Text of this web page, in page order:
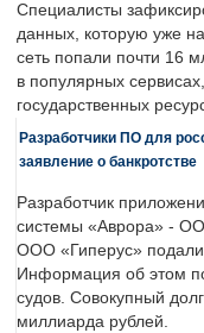
Специалисты
данных, которую уже
сеть попали почти 16
в популярных
государственных
Разработчики ПО для
заявление о банкротстве
Разработчик
системы «Аврора» -
ООО «Гиперус» подали
Информация об этом
судов. Совокупный
миллиарда рублей.